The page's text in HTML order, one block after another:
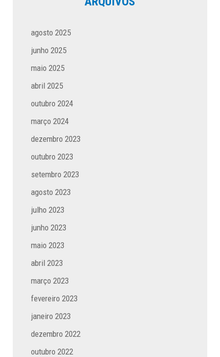
agosto 2025
junho 2025
maio 2025
abril 2025
outubro 2024
março 2024
dezembro 2023
outubro 2023
setembro 2023
agosto 2023
julho 2023
junho 2023
maio 2023
abril 2023
março 2023
fevereiro 2023
janeiro 2023
dezembro 2022
outubro 2022